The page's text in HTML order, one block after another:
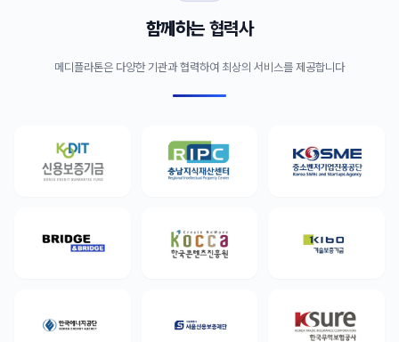
함께하는 협력사
메디플라톤은 다양한 기관과 협력하여 최상의 서비스를 제공합니다